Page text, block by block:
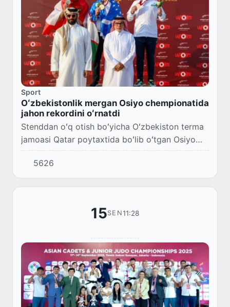
Sport
Oʻzbekistonlik mergan Osiyo chempionatida
jahon rekordini oʻrnatdi
Stenddan oʻq otish boʻyicha Oʻzbekiston terma
jamoasi Qatar poytaxtida boʻlib oʻtgan Osiyo
chempionatidagi ishtirokini muvaffaqiyatli
yakunladi.
5626
15SEN11:28